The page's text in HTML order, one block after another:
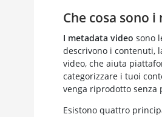
Che cosa sono
I metadata video sono
descrivono i contenuti,
video, che aiuta
categorizzare i tuoi
venga riprodotto
Esistono quattro